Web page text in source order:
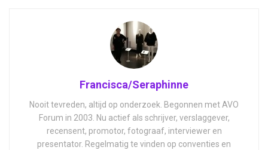
Francisca/Seraphinne
Nooit tevreden, altijd op onderzoek. Begonnen met AVO
Forum in 2003. Nu actief als schrijver, verslaggever,
recensent, promotor, fotograaf, interviewer en
presentator. Regelmatig te vinden op conventies en